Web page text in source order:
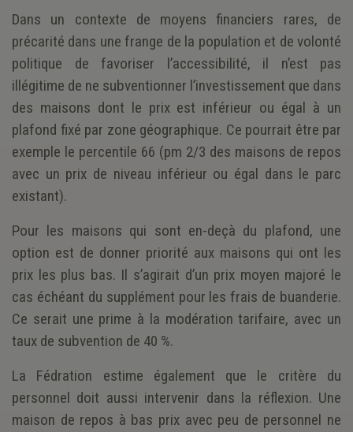
Dans un contexte de moyens financiers rares, de
précarité dans une frange de la population et de volonté
politique de favoriser l’accessibilité, il n’est pas
illégitime de ne subventionner l’investissement que dans
des maisons dont le prix est inférieur ou égal à un
plafond fixé par zone géographique. Ce pourrait être par
exemple le percentile 66 (pm 2/3 des maisons de repos
avec un prix de niveau inférieur ou égal dans le parc
existant).
Pour les maisons qui sont en-deçà du plafond, une
option est de donner priorité aux maisons qui ont les
prix les plus bas. Il s’agirait d’un prix moyen majoré le
cas échéant du supplément pour les frais de buanderie.
Ce serait une prime à la modération tarifaire, avec un
taux de subvention de 40 %.
La Fédration estime également que le critère du
personnel doit aussi intervenir dans la réflexion. Une
maison de repos à bas prix avec peu de personnel ne